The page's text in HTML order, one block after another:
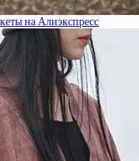
на Алиэкспресс